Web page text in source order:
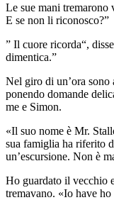
Le sue mani tremarono
E se non li riconosco?”
” Il cuore ricorda“,
dimentica.”
Nel giro di un’ora sono
ponendo domande
me e Simon.
«Il suo nome è Mr.
sua famiglia ha riferito
un’escursione. Non è
Ho guardato il vecchio
tremavano. «Io have